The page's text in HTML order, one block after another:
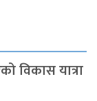
विकास यात्रा